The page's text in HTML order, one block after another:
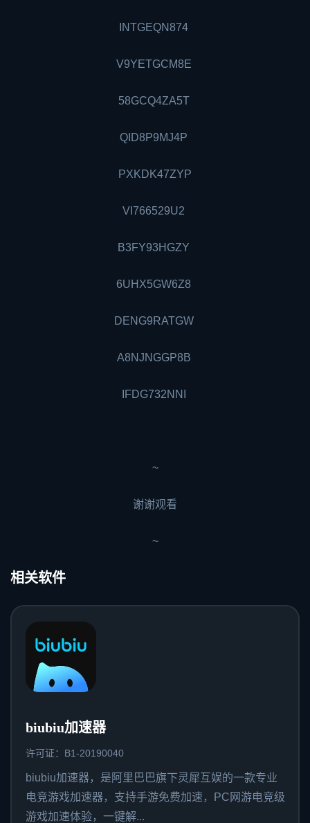
INTGEQN874
V9YETGCM8E
58GCQ4ZA5T
QID8P9MJ4P
PXKDK47ZYP
VI766529U2
B3FY93HGZY
6UHX5GW6Z8
DENG9RATGW
A8NJNGGP8B
IFDG732NNI
~
谢谢观看
~
相关软件
biubiu加速器
许可证：B1-20190040
biubiu加速器，是阿里巴巴旗下灵犀互娱的一款专业
电竞游戏加速器，支持手游免费加速，PC网游电竞级
游戏加速体验，一键解...